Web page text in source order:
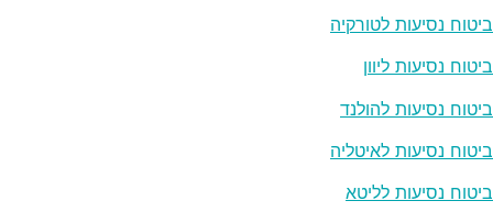
ביטוח נסיעות לטורקיה
ביטוח נסיעות ליוון
ביטוח נסיעות להולנד
ביטוח נסיעות לאיטליה
ביטוח נסיעות לליטא